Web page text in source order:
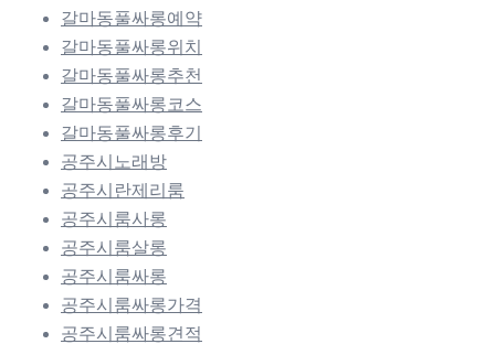
갈마동풀싸롱예약
갈마동풀싸롱위치
갈마동풀싸롱추천
갈마동풀싸롱코스
갈마동풀싸롱후기
공주시노래방
공주시란제리룸
공주시룸사롱
공주시룸살롱
공주시룸싸롱
공주시룸싸롱가격
공주시룸싸롱견적